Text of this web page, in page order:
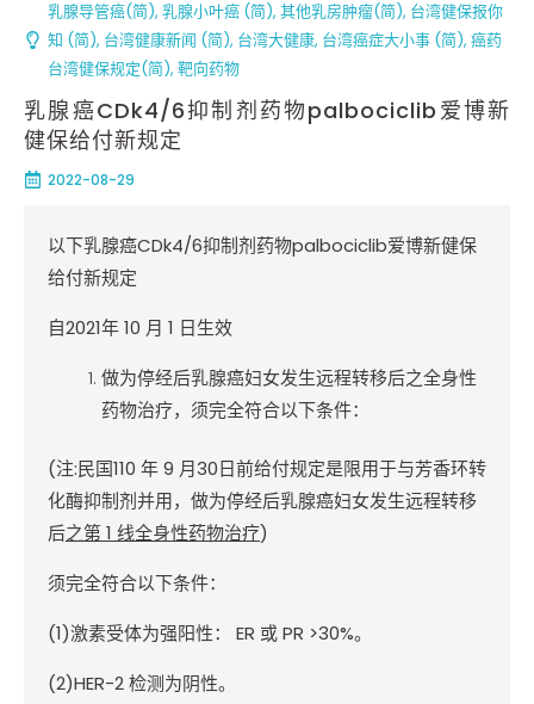
乳腺导管癌(简), 乳腺小叶癌 (简), 其他乳房肿瘤(简), 台湾健保报你
知 (简), 台湾健康新闻 (简), 台湾大健康, 台湾癌症大小事 (简), 癌药
台湾健保规定(简), 靶向药物
乳腺癌CDk4/6抑制剂药物palbociclib爱博新
健保给付新规定
2022-08-29
以下乳腺癌CDk4/6抑制剂药物palbociclib爱博新健保
给付新规定
自2021年10 月 1 日生效
做为停经后乳腺癌妇女发生远程转移后之全身性
药物治疗，须完全符合以下条件：
(注:民国110 年9 月30日前给付规定是限用于与芳香环转
化酶抑制剂并用，做为停经后乳腺癌妇女发生远程转移
后之第1 线全身性药物治疗)
须完全符合以下条件：
(1)激素受体为强阳性： ER 或PR >30%。
(2)HER-2检测为阴性。